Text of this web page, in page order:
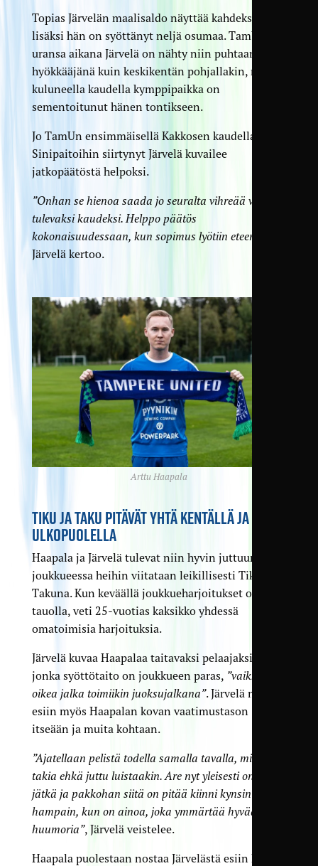
Topias Järvelän maalisaldo näyttää kahdeksaa, ja
lisäksi hän on syöttänyt neljä osumaa. TamU-
uransa aikana Järvelä on nähty niin puhtaana
hyökkääjänä kuin keskikentän pohjallakin, mutta
kuluneella kaudella kymppipaikka on
sementoitunut hänen tontikseen.
Jo TamUn ensimmäisellä Kakkosen kaudella 2017
Sinipaitoihin siirtynyt Järvelä kuvailee
jatkopäätöstä helpoksi.
”Onhan se hienoa saada jo seuralta vihreää valoa
tulevaksi kaudeksi. Helppo päätös
kokonaisuudessaan, kun sopimus lyötiin eteen”
Järvelä kertoo.
Arttu Haapala
TIKU JA TAKU PITÄVÄT YHTÄ KENTÄLLÄ JA SEN
ULKOPUOLELLA
Haapala ja Järvelä tulevat niin hyvin juttuun, että
joukkueessa heihin viitataan leikillisesti Tikuna ja
Takuna. Kun keväällä joukkueharjoitukset olivat
tauolla, veti 25-vuotias kaksikko yhdessä
omatoimisia harjoituksia.
Järvelä kuvaa Haapalaa taitavaksi pelaajaksi,
jonka syöttötaito on joukkueen paras, ”vaikka
oikea jalka toimiikin juoksujalkana”. Järvelä nostaa
esiin myös Haapalan kovan vaatimustason
itseään ja muita kohtaan.
”Ajatellaan pelistä todella samalla tavalla, minkä
takia ehkä juttu luistaakin. Are nyt yleisesti on hyvä
jätkä ja pakkohan siitä on pitää kiinni kynsin ja
hampain, kun on ainoa, joka ymmärtää hyvää
huumoria”, Järvelä veistelee.
Haapala puolestaan nostaa Järvelästä esiin hyvän